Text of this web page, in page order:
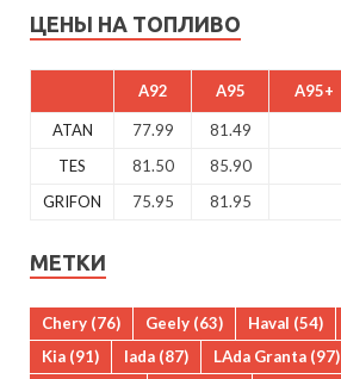
ЦЕНЫ НА ТОПЛИВО
A92 A95 A95+
ATAN 77.99 81.49
TES
81.50 85.90
GRIFON
75.95 81.95
МЕТКИ
Chery (76) Geely (63) Haval (54)
Kia (91) lada (87) LAda Granta (97)